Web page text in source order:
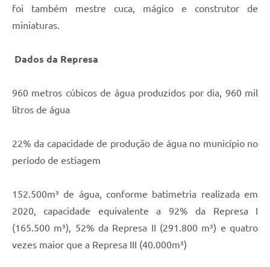
foi também mestre cuca, mágico e construtor de
miniaturas.
Dados da Represa
960 metros cúbicos de água produzidos por dia, 960 mil
litros de água
22% da capacidade de produção de água no município no
período de estiagem
152.500m³ de água, conforme batimetria realizada em
2020, capacidade equivalente a 92% da Represa I
(165.500 m³), 52% da Represa II (291.800 m³) e quatro
vezes maior que a Represa III (40.000m³)